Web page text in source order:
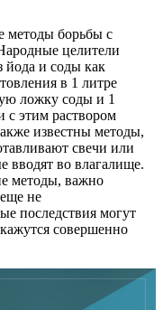
методы борьбы с
целители
йода и соды как
в 1 литре
ложку соды и 1
этим раствором
известны методы,
свечи или
вводят во влагалище.
методы, важно
не
последствия могут
совершенно